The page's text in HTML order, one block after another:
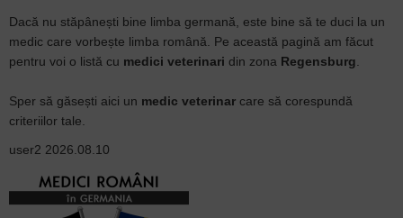
Dacă nu stăpânești bine limba germană, este bine să te duci la un
medic care vorbește limba română. Pe această pagină am făcut
pentru voi o listă cu medici veterinari din zona Regensburg
Sper să găsești aici un medic veterinar care să corespundă
criteriilor tale.
user2 2026.08.10